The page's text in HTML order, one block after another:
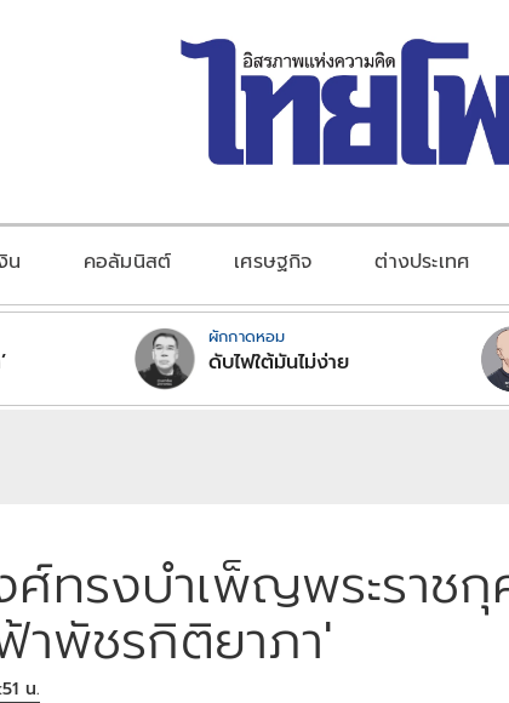
น คอลัมนิสต์ เศรษฐกิจ ต่างประเทศ
ผักกาดหอม
ดับไฟใต้มันไม่ง่าย
ศ์ทรงบำเพ็ญพระราช
าพัชรกิติยาภา'
น.